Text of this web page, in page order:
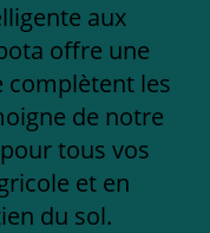
aux
offre une
complètent les
de notre
tous vos
et en
du sol.